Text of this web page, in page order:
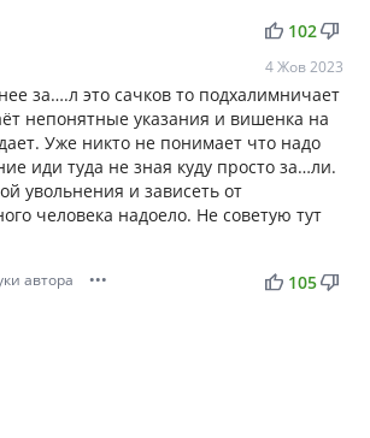
thumb_up thumb_down
102
4 Жов 2023
за….л это сачков то подхалимничает
непонятные указания и вишенка на
Уже никто не понимает что надо
иди туда не зная куду просто за…ли.
увольнения и зависеть от
человека надоело. Не советую тут
автора ••• thumb_up thumb_down
105